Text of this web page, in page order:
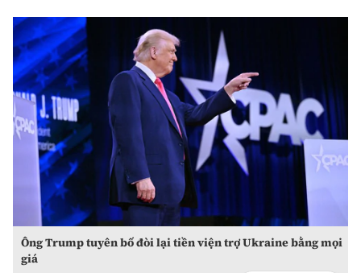
Ông Trump tuyên bố đòi lại tiền viện trợ Ukraine bằng mọi
giá